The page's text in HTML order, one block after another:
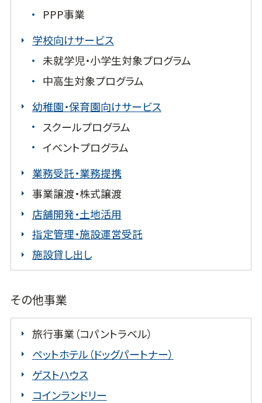
PPP事業
学校向けサービス
未就学児・小学生対象プログラム
中高生対象プログラム
幼稚園・保育園向けサービス
スクールプログラム
イベントプログラム
業務受託・業務提携
事業譲渡・株式譲渡
店舗開発・土地活用
指定管理・施設運営受託
施設貸し出し
その他事業
旅行事業（コパントラベル）
ペットホテル（ドッグパートナー）
ゲストハウス
コインランドリー